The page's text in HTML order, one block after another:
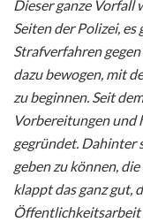
Dieser ganze Vorfall
Seiten der Polizei,
Strafverfahren
dazu bewogen, mit
zu beginnen. Seit
Vorbereitungen und
gegründet. Dahinter
geben zu können,
klappt das ganz gut,
Öffentlichkeitsarbeit